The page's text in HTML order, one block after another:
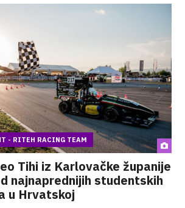
- RITEH RACING TEAM
Tihi iz Karlovačke županije
najnaprednijih studentskih
u Hrvatskoj